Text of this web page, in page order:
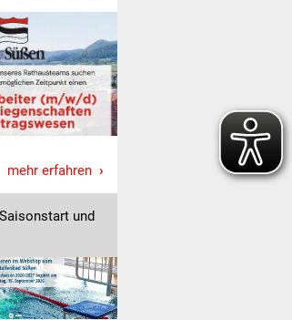
mehr erfahren
und